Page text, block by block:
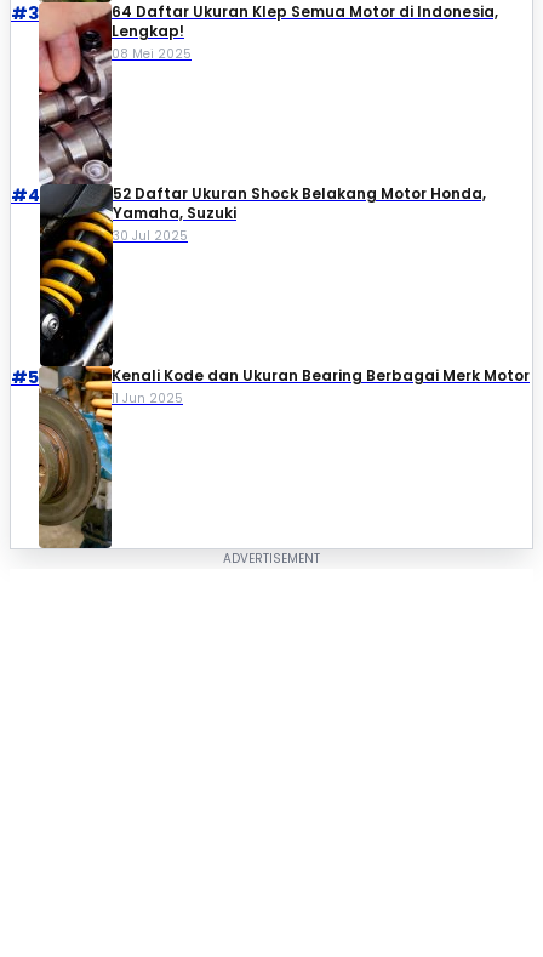
#3
64 Daftar Ukuran Klep Semua Motor di Indonesia,
Lengkap!
08 Mei 2025
#4
52 Daftar Ukuran Shock Belakang Motor Honda,
Yamaha, Suzuki​
30 Jul 2025
#5 Kenali Kode dan Ukuran Bearing Berbagai Merk Motor
11 Jun 2025